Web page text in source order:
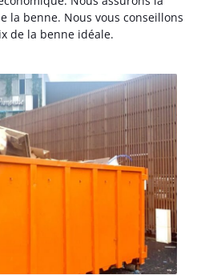
la benne. Nous vous conseillons
de la benne idéale.